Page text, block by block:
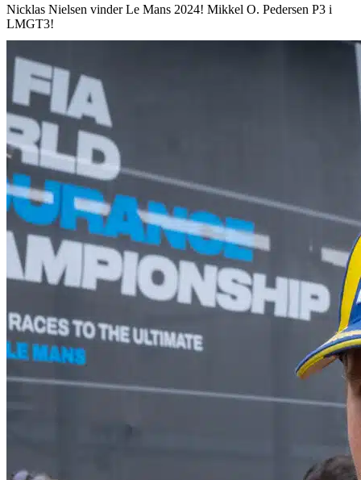
Nicklas Nielsen vinder Le Mans 2024! Mikkel O. Pedersen P3 i
LMGT3!